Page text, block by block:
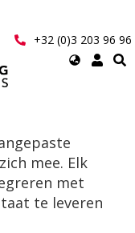
+32 (0)3 203 96 96
Select
mee. Elk
met
te leveren